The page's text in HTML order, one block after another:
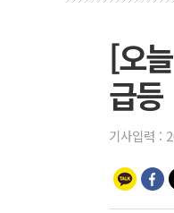
[오
급등
기사입력 :